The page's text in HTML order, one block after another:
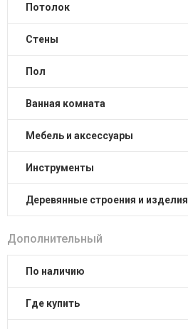
Потолок
Стены
Пол
Ванная комната
Мебель и аксессуары
Инструменты
Деревянные строения и изделия
Дополнительный
По наличию
Где купить